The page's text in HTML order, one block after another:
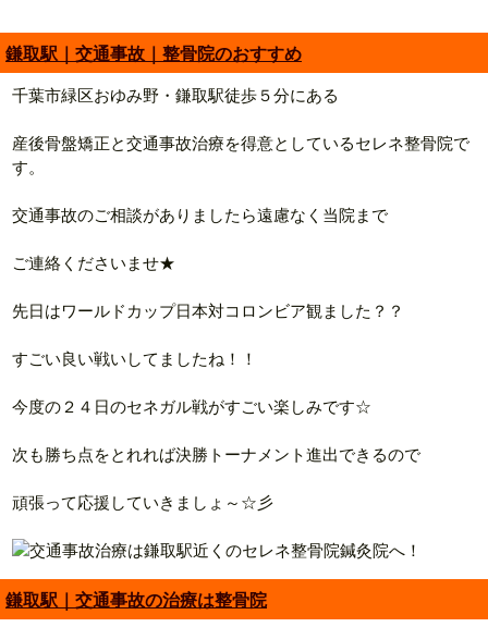
鎌取駅｜交通事故｜整骨院のおすすめ
千葉市緑区おゆみ野・鎌取駅徒歩５分にある
産後骨盤矯正と交通事故治療を得意としているセレネ整骨院で
す。
交通事故のご相談がありましたら遠慮なく当院まで
ご連絡くださいませ★
先日はワールドカップ日本対コロンビア観ました？？
すごい良い戦いしてましたね！！
今度の２４日のセネガル戦がすごい楽しみです☆
次も勝ち点をとれれば決勝トーナメント進出できるので
頑張って応援していきましょ～☆彡
鎌取駅｜交通事故の治療は整骨院